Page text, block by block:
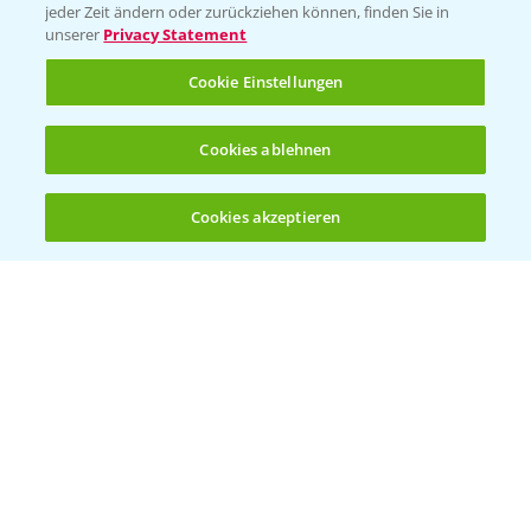
(noch 4)
Sammelstellen und Termine
Kontakt & Notfall
Beratung auf WhatsApp
+49 (0)174 346 564 1
jeder Zeit ändern oder zurückziehen können, finden Sie in
unserer Privacy Statement
Cookie Einstellungen
Cookies ablehnen
Cookies akzeptieren